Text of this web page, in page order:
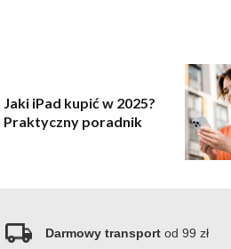
Jaki iPad kupić w 2025?
Praktyczny poradnik
Darmowy transportod 99 zł